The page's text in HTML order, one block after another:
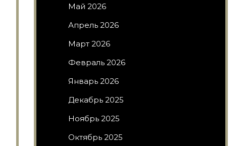
Май 2026
Апрель 2026
Март 2026
Февраль 2026
Январь 2026
Декабрь 2025
Ноябрь 2025
Октябрь 2025